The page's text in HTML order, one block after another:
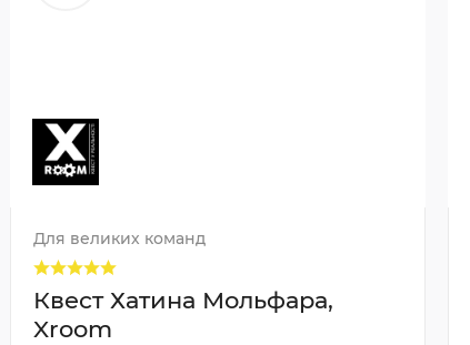
Для великих команд
Квест Хатина Мольфара,
Xroom